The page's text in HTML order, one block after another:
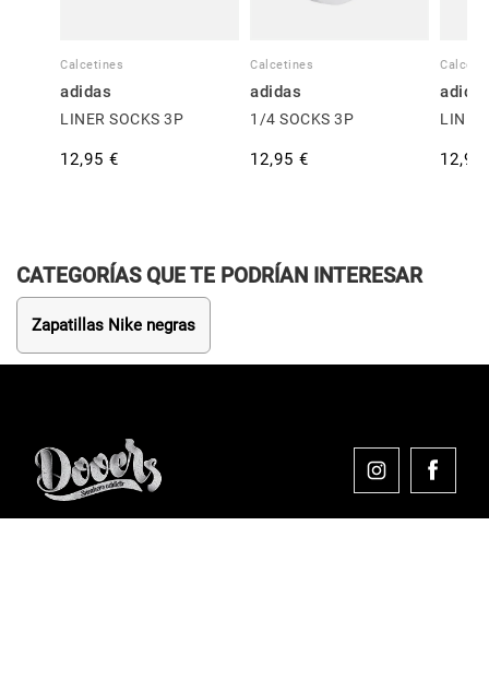
Calcetines
adidas
LINER SOCKS 3P
12,95 €
Calcetines
adidas
1/4 SOCKS 3P
12,95 €
LINER
12,95
CATEGORÍAS QUE TE PODRÍAN INTERESAR
Zapatillas Nike negras